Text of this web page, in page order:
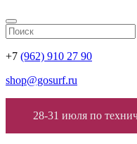
+7 (962) 910 27 90
shop@gosurf.ru
28-31 июля по